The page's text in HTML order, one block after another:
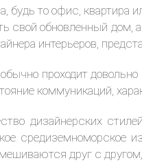
будь то офис,
свой обновленный
интерьеров,
проходит
коммуникаций,
дизайнерских
средиземноморское
друг с